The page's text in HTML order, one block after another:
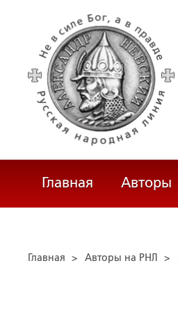
Главная Авторы
Главная > Авторы на РНЛ >